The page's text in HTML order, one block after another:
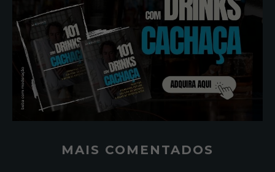
MAIS COMENTADOS